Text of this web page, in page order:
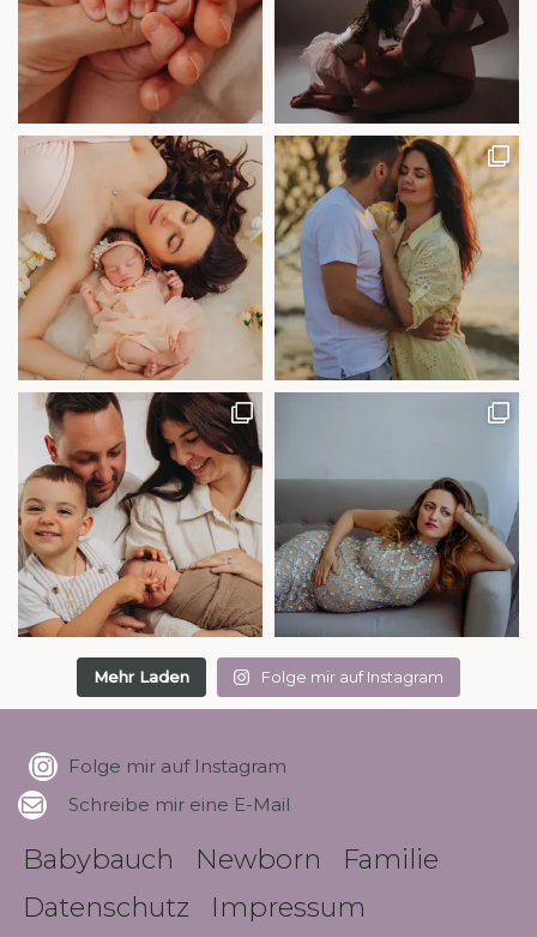
Mehr Laden Folge mir auf Instagram
Folge mir auf Instagram
Schreibe mir eine E-Mail
Babybauch Newborn
Familie
Datenschutz
Impressum